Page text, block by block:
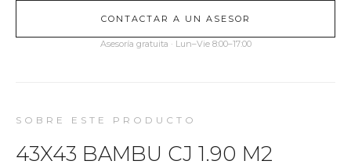
CONTACTAR A UN ASESOR
Asesoría gratuita · Lun–Vie 8:00–17:00
SOBRE ESTE PRODUCTO
43X43 BAMBU CJ 1.90 M2